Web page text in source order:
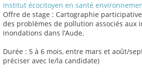
Institut écocitoyen en santé
Offre de stage : Cartographie
des problèmes de pollution associés aux
inondations dans l’Aude.
Durée : 5 à 6 mois, entre mars et août/
préciser avec le/la candidate)